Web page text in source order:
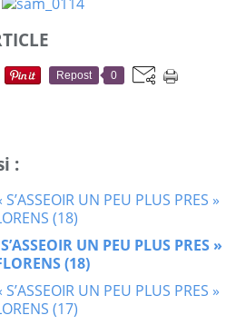
Repost 0
:
UN PEU PLUS PRES »
(18)